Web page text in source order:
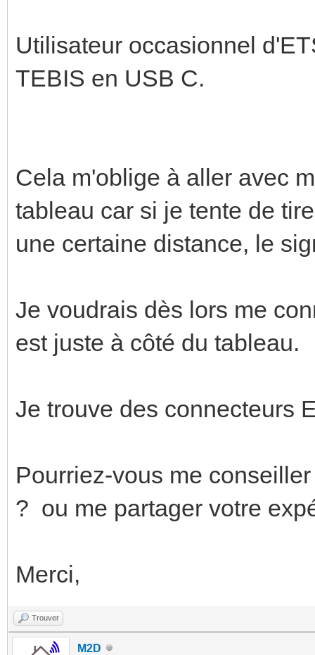
Utilisateur occasionnel
TEBIS en USB C.
Cela m'oblige à aller avec
tableau car si je tente de
une certaine distance, le
Je voudrais dès lors me
est juste à côté du tableau.
Je trouve des connecteurs
Pourriez-vous me
? ou me partager votre
Merci,
Trouver
M2D